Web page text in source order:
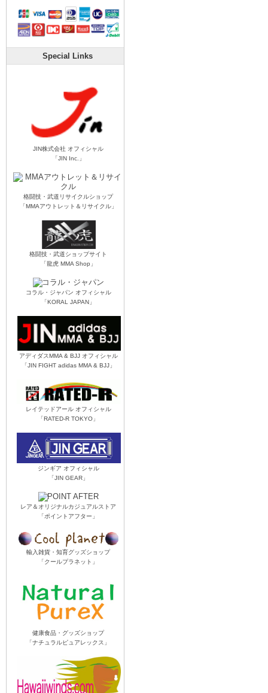
Special Links
JIN株式会社 オフィシャル
「JIN Inc.」
格闘技・武道リサイクルショップ
「MMAアウトレット＆リサイクル」
格闘技・武道ショップサイト
「龍虎 MMA Shop」
コラル・ジャパン オフィシャル
「KORAL JAPAN」
アディダスMMA & BJJ オフィシャル
「JIN FIGHT adidas MMA & BJJ」
レイテッドアール オフィシャル
「RATED-R TOKYO」
ジンギア オフィシャル
「JIN GEAR」
レア＆オリジナルカジュアルストア
「ポイントアフター」
輸入雑貨・知育グッズショップ
「クールプラネット」
健康食品・グッズショップ
「ナチュラルピュアレックス」